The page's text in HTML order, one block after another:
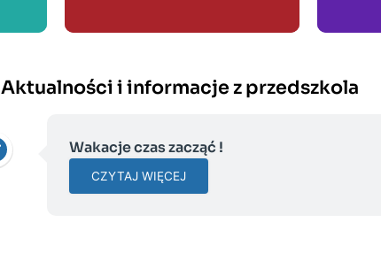
Aktualności i informacje z przedszkola
Wakacje czas zacząć !
CZYTAJ WIĘCEJ